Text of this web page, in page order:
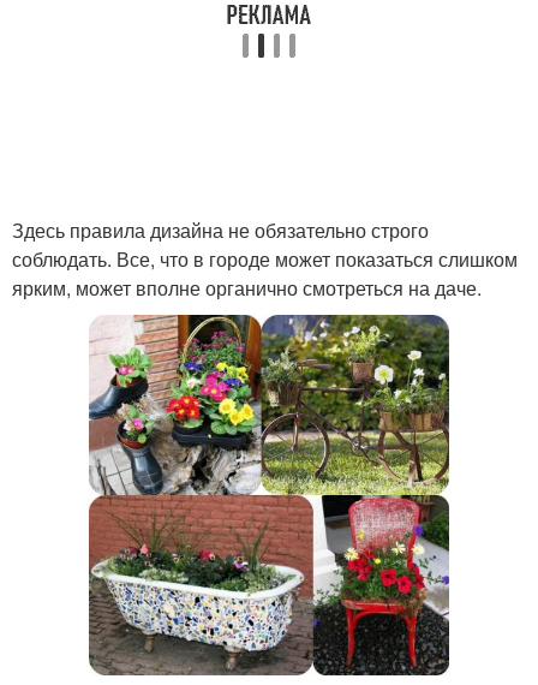
Здесь правила дизайна не обязательно строго
соблюдать. Все, что в городе может показаться слишком
ярким, может вполне органично смотреться на даче.